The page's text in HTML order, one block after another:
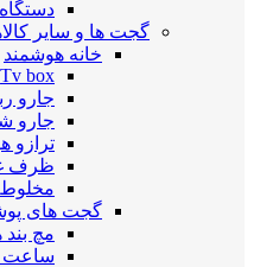
دستگاه DVR
گجت ها و سایر
خانه هوشمند
Tv box
جارو
جارو
ترازو
ظرف
گجت های
مچ
ساعت